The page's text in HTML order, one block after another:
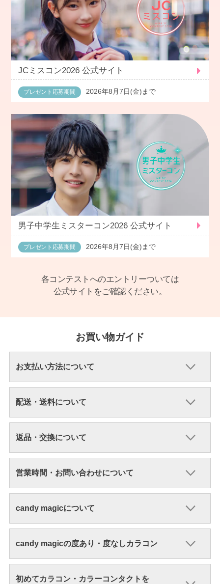
JCミスコン2026 公式サイト
プレゼント応募期間 2026年8月7日(金)まで
男子中学生ミスターコン2026 公式サイト
プレゼント応募期間 2026年8月7日(金)まで
各コンテストへのエントリーついては
公式サイトをご確認ください。
お買い物ガイド
お支払い方法について
配送・送料について
返品・交換について
営業時間・お問い合わせについて
candy magicについて
candy magicの度あり・度なしカラコン
初めてカラコン・カラーコンタクトを